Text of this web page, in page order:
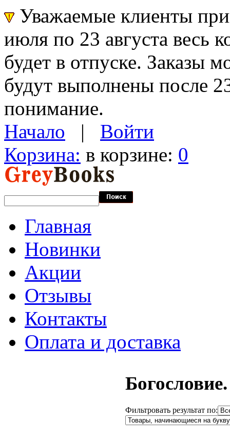
Уважаемые клиенты
июля по 23 августа весь
будет в отпуске. Заказы
будут выполнены после
понимание.
Начало | Войти
Корзина: в корзине: 0
Главная
Новинки
Акции
Отзывы
Контакты
Оплата и доставка
Фильтровать результат по: